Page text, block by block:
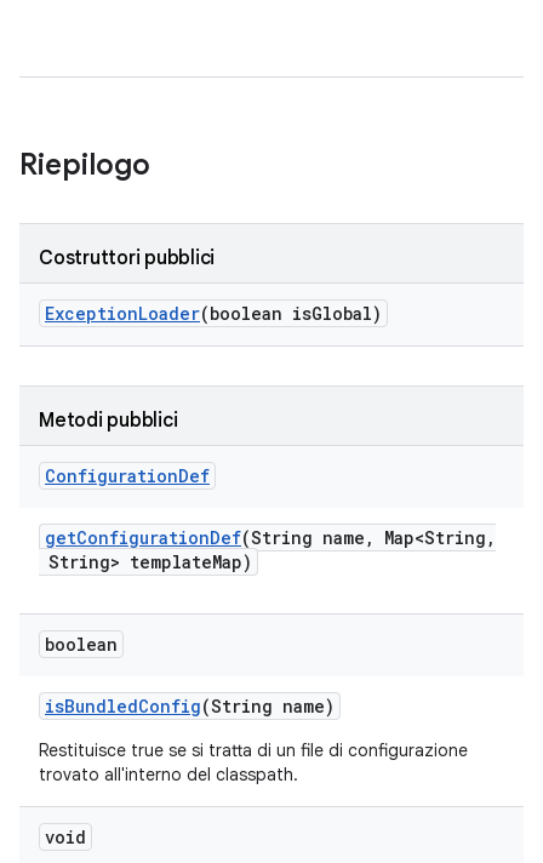
Riepilogo
Costruttori pubblici
ExceptionLoader(boolean isGlobal)
Metodi pubblici
ConfigurationDef
getConfigurationDef(String name , Map<String ,
String> templateMap)
boolean
isBundledConfig(String name)
Restituisce true se si tratta di un file di configurazione
trovato all'interno del classpath.
void